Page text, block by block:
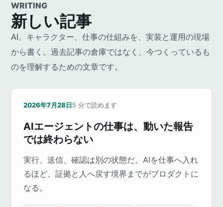
WRITING
新しい記事
AI、キャラクター、仕事の仕組みを、実装と運用の現場
から書く。過去記事の倉庫ではなく、今つくっているも
のを理解するための文章です。
2026年7月28日5 分で読めます
AIエージェントの仕事は、動いた報告
では終わらない
実行、送信、確認は別の状態だ。AIを仕事へ入れ
るほど、証拠と人へ戻す境界までがプロダクトに
なる。